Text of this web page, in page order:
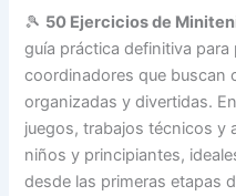
🎾 50 Ejercicios de
guía práctica definitiva
coordinadores que buscan
organizadas y divertidas.
juegos, trabajos técnicos y
niños y principiantes,
desde las primeras etapas